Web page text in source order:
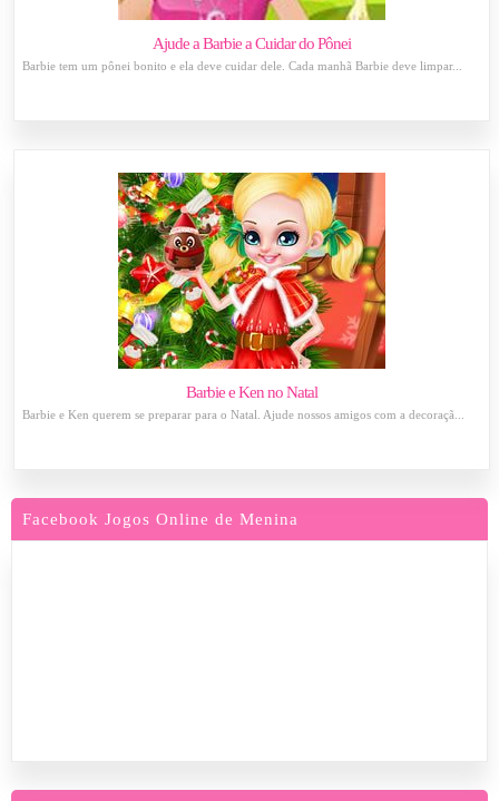
Ajude a Barbie a Cuidar do Pônei
Barbie tem um pônei bonito e ela deve cuidar dele. Cada manhã Barbie deve limpar...
Barbie e Ken no Natal
Barbie e Ken querem se preparar para o Natal. Ajude nossos amigos com a decoraçã...
Facebook Jogos Online de Menina